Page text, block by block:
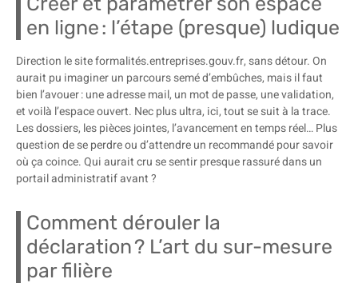
en ligne : l’étape (presque) ludique
Direction le site formalités.entreprises.gouv.fr, sans détour. On
aurait pu imaginer un parcours semé d’embûches, mais il faut
bien l’avouer : une adresse mail, un mot de passe, une validation,
et voilà l’espace ouvert. Nec plus ultra, ici, tout se suit à la trace.
Les dossiers, les pièces jointes, l’avancement en temps réel… Plus
question de se perdre ou d’attendre un recommandé pour savoir
où ça coince. Qui aurait cru se sentir presque rassuré dans un
portail administratif avant ?
Comment dérouler la
déclaration ? L’art du sur-mesure
par filière